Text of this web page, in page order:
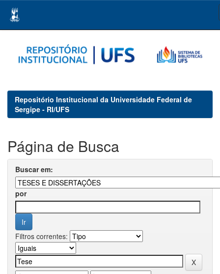
navigation
Repositório Institucional da Universidade Federal de
Sergipe - RI/UFS
Página de Busca
Buscar em:
por
Filtros correntes: